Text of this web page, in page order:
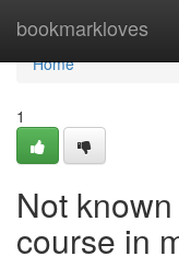
bookmarkloves
Home
Home
1
Not
course in